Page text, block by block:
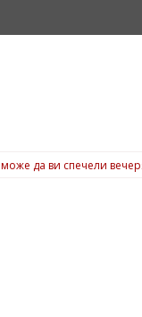
да ви спечели